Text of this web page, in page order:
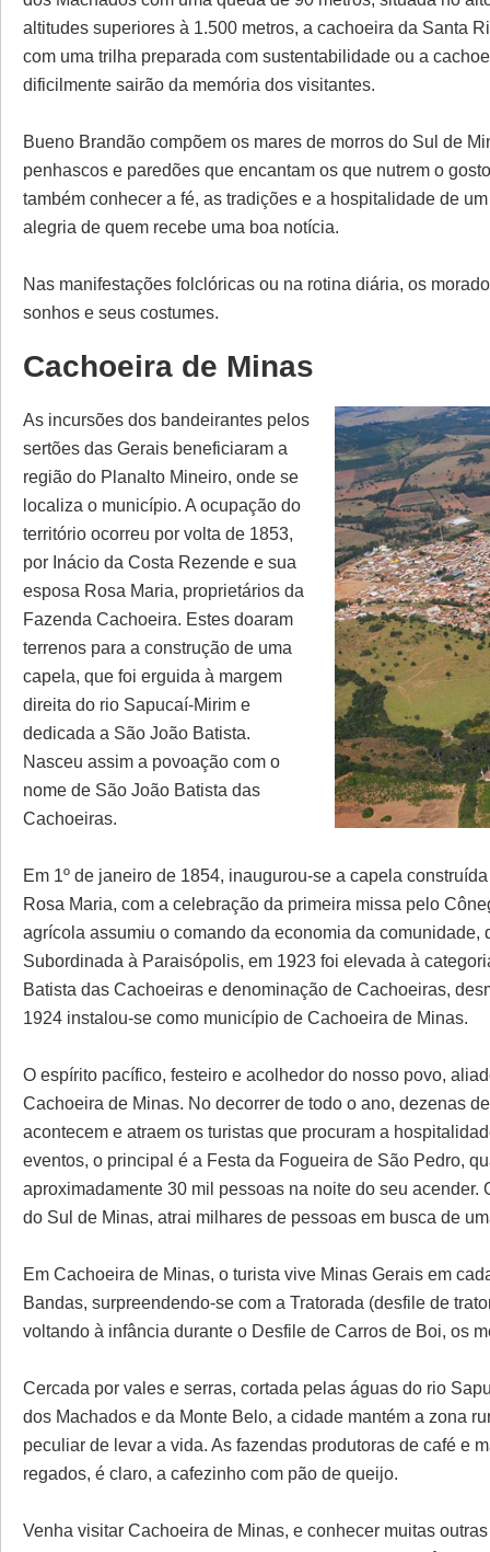
altitudes superiores à 1.500 metros, a cachoeira da Santa
com uma trilha preparada com sustentabilidade ou a
dificilmente sairão da memória dos visitantes.
Bueno Brandão compõem os mares de morros do Sul de
penhascos e paredões que encantam os que nutrem o
também conhecer a fé, as tradições e a hospitalidade de
alegria de quem recebe uma boa notícia.
Nas manifestações folclóricas ou na rotina diária, os
sonhos e seus costumes.
Cachoeira de Minas
As incursões dos bandeirantes pelos
sertões das Gerais beneficiaram a
região do Planalto Mineiro, onde se
localiza o município. A ocupação do
território ocorreu por volta de 1853,
por Inácio da Costa Rezende e sua
esposa Rosa Maria, proprietários da
Fazenda Cachoeira. Estes doaram
terrenos para a construção de uma
capela, que foi erguida à margem
direita do rio Sapucaí-Mirim e
dedicada a São João Batista.
Nasceu assim a povoação com o
nome de São João Batista das
Cachoeiras.
Em 1º de janeiro de 1854, inaugurou-se a capela
Rosa Maria, com a celebração da primeira missa pelo
agrícola assumiu o comando da economia da
Subordinada à Paraisópolis, em 1923 foi elevada à
Batista das Cachoeiras e denominação de Cachoeiras,
1924 instalou-se como município de Cachoeira de Minas.
O espírito pacífico, festeiro e acolhedor do nosso povo,
Cachoeira de Minas. No decorrer de todo o ano, dezenas
acontecem e atraem os turistas que procuram a
eventos, o principal é a Festa da Fogueira de São Pedro,
aproximadamente 30 mil pessoas na noite do seu
do Sul de Minas, atrai milhares de pessoas em busca de
Em Cachoeira de Minas, o turista vive Minas Gerais em
Bandas, surpreendendo-se com a Tratorada (desfile de
voltando à infância durante o Desfile de Carros de Boi, os
Cercada por vales e serras, cortada pelas águas do rio
dos Machados e da Monte Belo, a cidade mantém a zona
peculiar de levar a vida. As fazendas produtoras de café e
regados, é claro, a cafezinho com pão de queijo.
Venha visitar Cachoeira de Minas, e conhecer muitas